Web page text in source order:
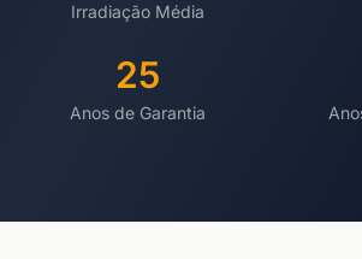
Irradiação Média
25
Anos de Garantia